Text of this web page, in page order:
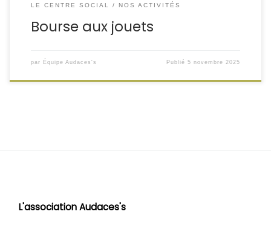
LE CENTRE SOCIAL
NOS ACTIVITÉS
Bourse aux jouets
par Équipe Audaces's Publié5 novembre 2025
L'association Audaces's